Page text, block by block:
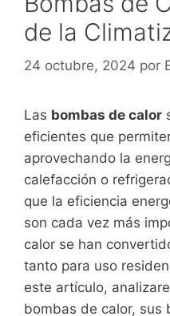
de la
24 octubre, 2024 por
Las bombas de calor
eficientes que
aprovechando la
calefacción o
que la eficiencia
son cada vez más
calor se han
tanto para uso
este artículo,
bombas de calor, sus